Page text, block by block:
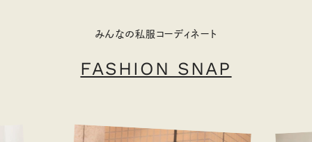
みんなの私服コーディネート
FASHION SNAP